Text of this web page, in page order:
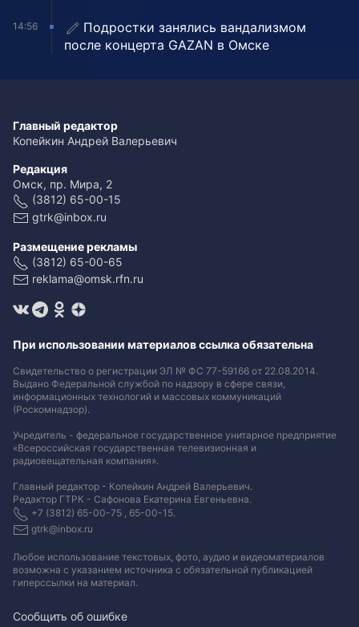
14:56
Подростки занялись вандализмом
после концерта GAZAN в Омске
Главный редактор
Копейкин Андрей Валерьевич
Редакция
Омск, пр. Мира, 2
(3812) 65-00-15
gtrk@inbox.ru
Размещение рекламы
(3812) 65-00-65
reklama@omsk.rfn.ru
При использовании материалов ссылка обязательна
Свидетельство о регистрации ЭЛ № ФС 77-59166 от 22.08.2014.
Выдано Федеральной службой по надзору в сфере связи,
информационных технологий и массовых коммуникаций
(Роскомнадзор).
Учредитель - федеральное государственное унитарное предприятие
«Всероссийская государственная телевизионная и
радиовещательная компания».
Главный редактор - Копейкин Андрей Валерьевич.
Редактор ГТРК - Сафонова Екатерина Евгеньевна.
+7 (3812) 65-00-75 , 65-00-15.
gtrk@inbox.ru
Любое использование текстовых, фото, аудио и видеоматериалов
возможна с указанием источника с обязательной публикацией
гиперссылки на материал.
Сообщить об ошибке